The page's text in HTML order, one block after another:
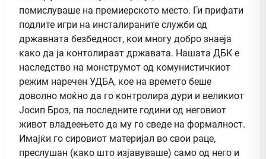
помислуваше на премиерското место. Ги прифати
подлите игри на инсталираните служби од
државната безбедност, кои многу добро знаеја
како да ја контолираат државата. Нашата ДБК е
наследство на монструмот од комунистичкиот
режим наречен УДБА, кое на времето беше
доволно моќно да го контролира дури и великиот
Јосип Броз, па последните години од неговиот
живот владеењето да му го сведе на формалност.
Имајќи го сировиот материјал во свои раце,
преслушан (како што изјавуваше) само од него и